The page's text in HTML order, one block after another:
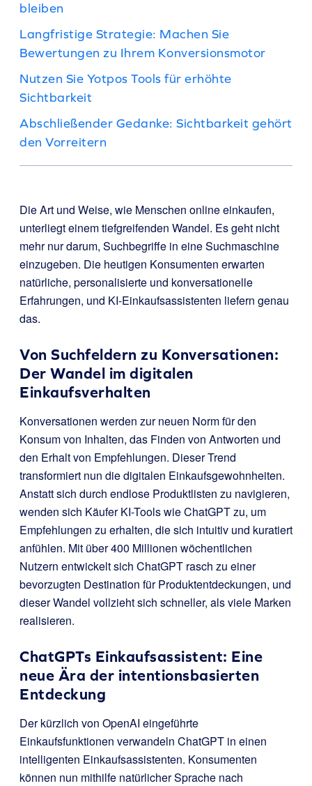
bleiben
Langfristige Strategie: Machen Sie
Bewertungen zu Ihrem Konversionsmotor
Nutzen Sie Yotpos Tools für erhöhte
Sichtbarkeit
Abschließender Gedanke: Sichtbarkeit gehört
den Vorreitern
Die Art und Weise, wie Menschen online einkaufen,
unterliegt einem tiefgreifenden Wandel. Es geht nicht
mehr nur darum, Suchbegriffe in eine Suchmaschine
einzugeben. Die heutigen Konsumenten erwarten
natürliche, personalisierte und konversationelle
Erfahrungen, und KI-Einkaufsassistenten liefern genau
das.
Von Suchfeldern zu Konversationen:
Der Wandel im digitalen
Einkaufsverhalten
Konversationen werden zur neuen Norm für den
Konsum von Inhalten, das Finden von Antworten und
den Erhalt von Empfehlungen. Dieser Trend
transformiert nun die digitalen Einkaufsgewohnheiten.
Anstatt sich durch endlose Produktlisten zu navigieren,
wenden sich Käufer KI-Tools wie ChatGPT zu, um
Empfehlungen zu erhalten, die sich intuitiv und kuratiert
anfühlen. Mit über 400 Millionen wöchentlichen
Nutzern entwickelt sich ChatGPT rasch zu einer
bevorzugten Destination für Produktentdeckungen, und
dieser Wandel vollzieht sich schneller, als viele Marken
realisieren.
ChatGPTs Einkaufsassistent: Eine
neue Ära der intentionsbasierten
Entdeckung
Der kürzlich von OpenAI eingeführte
Einkaufsfunktionen verwandeln ChatGPT in einen
intelligenten Einkaufsassistenten. Konsumenten
können nun mithilfe natürlicher Sprache nach